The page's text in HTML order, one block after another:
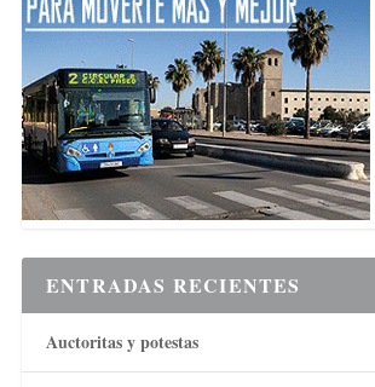
ENTRADAS RECIENTES
Auctoritas y potestas